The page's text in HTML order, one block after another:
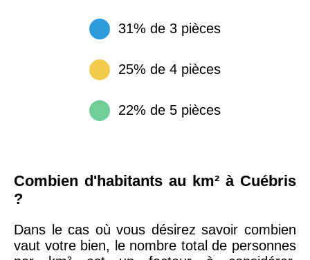
31% de 3 pièces
25% de 4 pièces
22% de 5 pièces
Combien d'habitants au km² à Cuébris
?
Dans le cas où vous désirez savoir combien
vaut votre bien, le nombre total de personnes